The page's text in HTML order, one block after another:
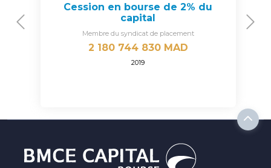
Cession en bourse de 2% du
capital
Membre du syndicat de placement
2 180 744 830 MAD
2019
Previous